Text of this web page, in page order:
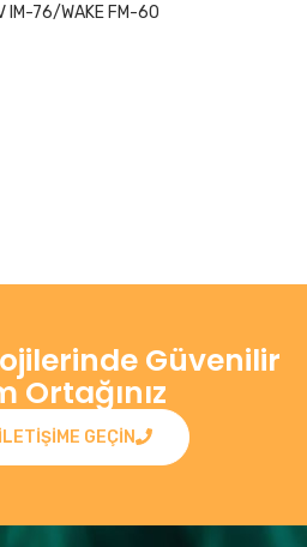
IM-76/WAKE FM-60
Güvenilir
Ortağınız
GEÇIN